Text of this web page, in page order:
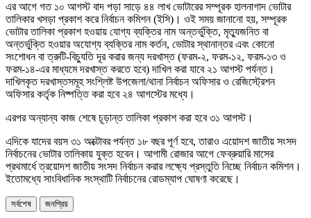
এর আগে গত ১০ আগস্ট বাদ পড়া সাড়ে ৪৪ লাখ ভোটারের সম্পূরক হালনাগাদ ভোটার
তালিকার খসড়া প্রকাশ করে নির্বাচন কমিশন (ইসি)। ওই সময় জানানো হয়, সম্পূরক
ভোটার তালিকা প্রকাশ হওয়ায় যোগ্য ব্যক্তির নাম অন্তর্ভুক্তি, মৃত্যুজনিত বা
অন্তর্ভুক্তি হওয়ার অযোগ্য ব্যক্তির নাম কর্তন, ভোটার স্থানান্তর এবং কোনো
সংশোধন বা ত্রুটি-বিচ্যুতি দূর করার জন্য দরখাস্ত (ফরম-২, ফরম-১২, ফরম-১৩ ও
ফরম-১৪-এর মাধ্যমে দরখাস্ত করতে হবে) দাখিল করা যাবে ২১ আগস্ট পর্যন্ত।
দাখিলকৃত দরখাস্তসমূহ সংশ্লিষ্ট উপজেলা/থানা নির্বাচন অফিসার ও রেজিস্ট্রেশন
অফিসার কর্তৃক নিষ্পত্তি করা হবে ২৪ আগস্টের মধ্যে।
এরপর অন্যান্য কাজ শেষে চূড়ান্ত তালিকা প্রকাশ করা হবে ৩১ আগস্ট।
এদিকে যাদের বয়স ৩১ অক্টোবর পর্যন্ত ১৮ বছর পূর্ণ হবে, তারাও এয়োদশ জাতীয় সংসদ
নির্বাচনের ভোটার তালিকায় যুক্ত হবেন। আগামী রোজার আগে ফেব্রুয়ারি মাসের
প্রথমার্ধে ত্রয়োদশ জাতীয় সংসদ নির্বাচন করার লক্ষ্যে প্রস্তুতি নিচ্ছে নির্বাচন কমিশন।
ইতোমধ্যে সাংবিধানিক সংস্থাটি নির্বাচনের রোডম্যাপ ঘোষণা করেছে।
সর্বশেষ জনপ্রিয়